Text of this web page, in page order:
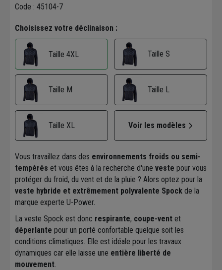
Code : 45104-7
Choisissez votre déclinaison :
Taille 4XL Taille S
Taille M Taille L
Taille XL Voir les modèles
Vous travaillez dans des environnements froids ou semi-
tempérés et vous êtes à la recherche d'une veste pour vous
protéger du froid, du vent et de la pluie ? Alors optez pour la
veste hybride et extrêmement polyvalente Spock de la
marque experte U-Power.
La veste Spock est donc respirante, coupe-vent et
déperlante pour un porté confortable quelque soit les
conditions climatiques. Elle est idéale pour les travaux
dynamiques car elle laisse une entière liberté de
mouvement.